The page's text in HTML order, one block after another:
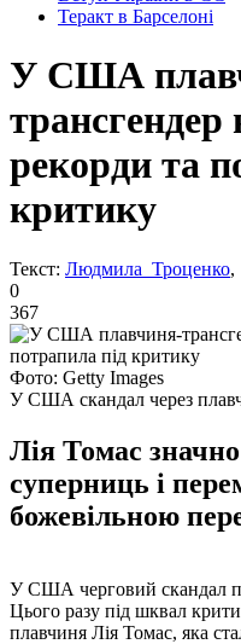
Теракт в Барселоні
У США
трансгендер
рекорди та
критику
Текст: Людмила Троценко,
0
367
Фото: Getty Images
У США скандал через
Лія Томас
суперниць і
божевільною
У США черговий скандал
Цього разу під шквал
плавчиня Лія Томас, яка